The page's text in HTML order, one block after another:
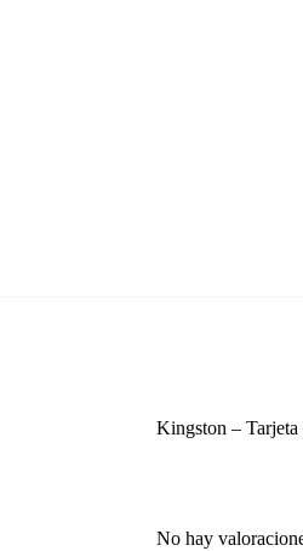
Kingston –
No hay